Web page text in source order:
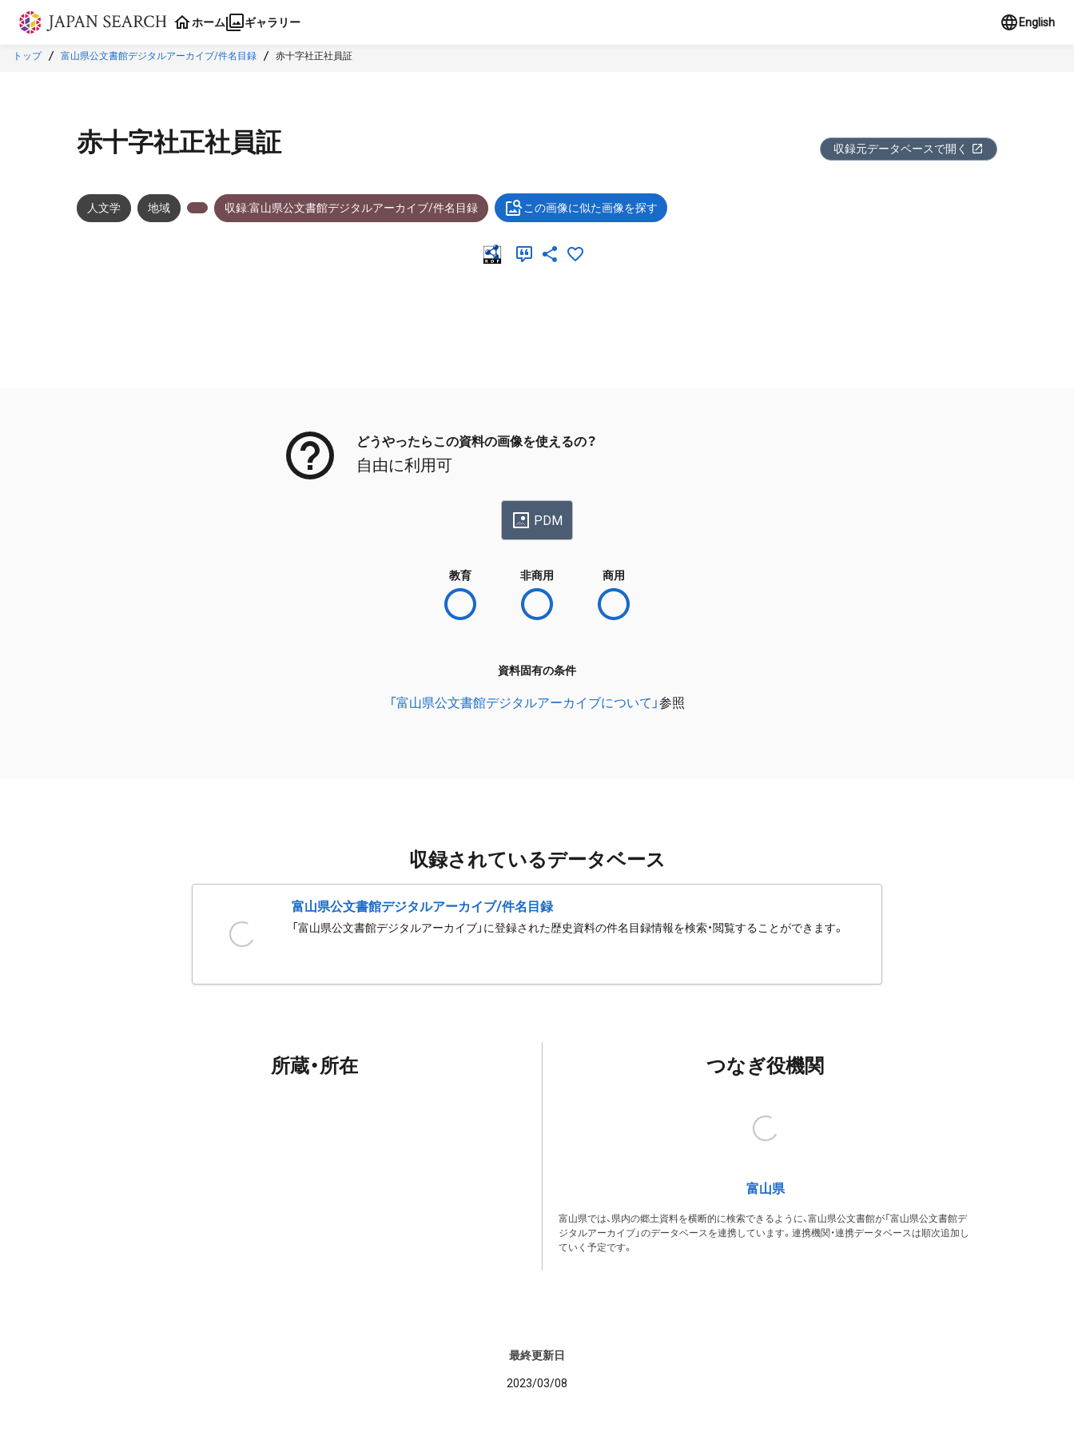
本文に飛ぶ
ホーム ギャラリー English
トップ 富山県公文書館デジタルアーカイブ/件名目録 赤十字社正社員証
赤十字社正社員証 収録元データベースで開く
人文学 地域 収録:富山県公文書館デジタルアーカイブ/件名目録 この画像に似た画像を探す
どうやったらこの資料の画像を使えるの？
自由に利用可
PDM
教育 非商用 商用
資料固有の条件
「富山県公文書館デジタルアーカイブについて」参照
収録されているデータベース
富山県公文書館デジタルアーカイブ/件名目録
「富山県公文書館デジタルアーカイブ」に登録された歴史資料の件名目録情報を検索・閲覧することができます。
所蔵・所在 つなぎ役機関
富山県
富山県では、県内の郷土資料を横断的に検索できるように、富山県公文書館が「富山県公文書館デ
ジタルアーカイブ」のデータベースを連携しています。連携機関・連携データベースは順次追加し
ていく予定です。
最終更新日
2023/03/08